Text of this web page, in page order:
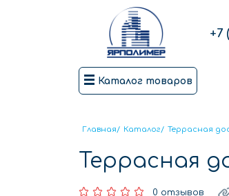
+7
Каталог товаров
Главная/ Каталог/ Террасная
Террасная
0 отзывов